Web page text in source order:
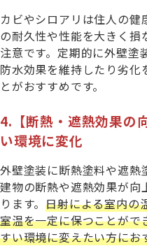
カビやシロアリは住人の健
の耐久性や性能を大きく損
注意です。定期的に外壁塗
防水効果を維持したり劣化
とがおすすめです。
4.【断熱・遮熱効果の
い環境に変化
外壁塗装に断熱塗料や遮熱
建物の断熱や遮熱効果が向
ります。日射による室内の
室温を一定に保つことがで
すい環境に変えたい方にお